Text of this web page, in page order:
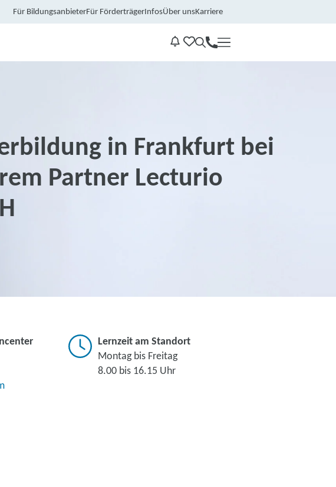
Für BildungsanbieterFür FörderträgerInfosÜber unsKarriere
Kontakt
in Frankfurt bei
Partner Lecturio
Lernzeit am Standort
Montag bis Freitag
8.00 bis 16.15 Uhr